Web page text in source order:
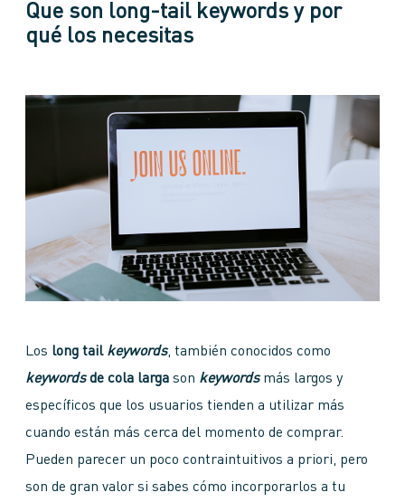
Que son long-tail keywords y por
qué los necesitas
Los long tail keywords, también conocidos como
keywordsde cola larga son keywords más largos y
específicos que los usuarios tienden a utilizar más
cuando están más cerca del momento de comprar.
Pueden parecer un poco contraintuitivos a priori, pero
son de gran valor si sabes cómo incorporarlos a tu